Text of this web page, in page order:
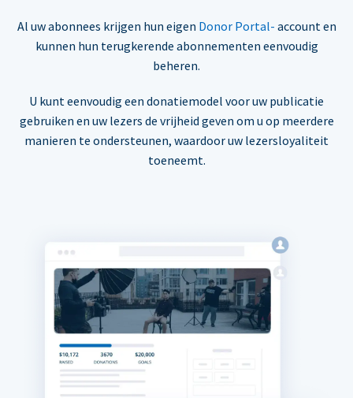
Al uw abonnees krijgen hun eigen Donor Portal- account en
kunnen hun terugkerende abonnementen eenvoudig
beheren.
U kunt eenvoudig een donatiemodel voor uw publicatie
gebruiken en uw lezers de vrijheid geven om u op meerdere
manieren te ondersteunen, waardoor uw lezersloyaliteit
toeneemt.